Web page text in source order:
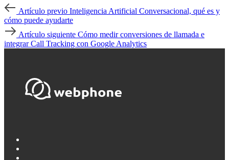
Post
navigation
previo
Artículo previo Inteligencia Artificial Conversacional, qué es y
cómo puede ayudarte
siguiente
Artículo siguiente Cómo medir conversiones de llamada e
integrar Call Tracking con Google Analytics